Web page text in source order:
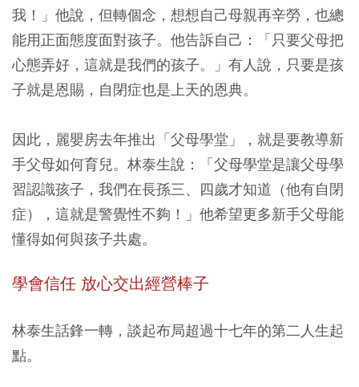
我！」他說，但轉個念，想想自己母親再辛勞，也總
能用正面態度面對孩子。他告訴自己：「只要父母把
心態弄好，這就是我們的孩子。」有人說，只要是孩
子就是恩賜，自閉症也是上天的恩典。
因此，麗嬰房去年推出「父母學堂」，就是要教導新
手父母如何育兒。林泰生說：「父母學堂是讓父母學
習認識孩子，我們在長孫三、四歲才知道（他有自閉
症），這就是警覺性不夠！」他希望更多新手父母能
懂得如何與孩子共處。
學會信任 放心交出經營棒子
林泰生話鋒一轉，談起布局超過十七年的第二人生起
點。